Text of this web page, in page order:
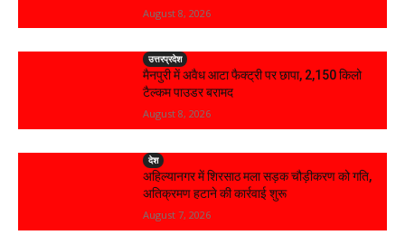
August 8, 2026
उत्तरप्रदेश
मैनपुरी में अवैध आटा फैक्ट्री पर छापा, 2,150 किलो
टैल्कम पाउडर बरामद
August 8, 2026
देश
अहिल्यानगर में शिरसाठ मला सड़क चौड़ीकरण को गति,
अतिक्रमण हटाने की कार्रवाई शुरू
August 7, 2026